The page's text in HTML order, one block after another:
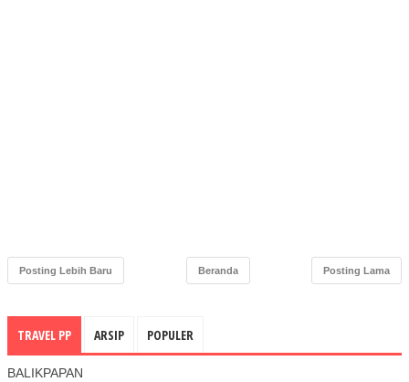
Posting Lebih Baru Posting Lama
Beranda
TRAVEL PP ARSIP POPULER
BALIKPAPAN